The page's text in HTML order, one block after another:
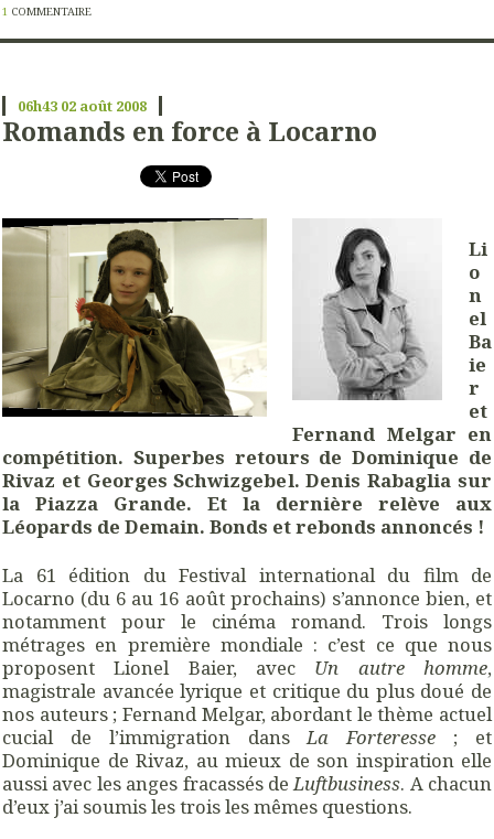
1 COMMENTAIRE
06h43 02 août 2008
Romands en force à Locarno
Li
o
n
el
Ba
ie
r
et
Fernand Melgar en
compétition. Superbes retours de Dominique de
Rivaz et Georges Schwizgebel. Denis Rabaglia sur
la Piazza Grande. Et la dernière relève aux
Léopards de Demain. Bonds et rebonds annoncés !
La 61 édition du Festival international du film de
Locarno (du 6 au 16 août prochains) s’annonce bien, et
notamment pour le cinéma romand. Trois longs
métrages en première mondiale : c’est ce que nous
proposent Lionel Baier, avec Un autre homme,
magistrale avancée lyrique et critique du plus doué de
nos auteurs ; Fernand Melgar, abordant le thème actuel
cucial de l’immigration dansLa Forteresse ; et
Dominique de Rivaz, au mieux de son inspiration elle
aussi avec les anges fracassés deLuftbusiness. A chacun
d’eux j’ai soumis les trois les mêmes questions.